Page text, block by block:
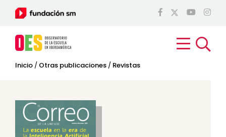
Inicio / Otras publicaciones / Revistas